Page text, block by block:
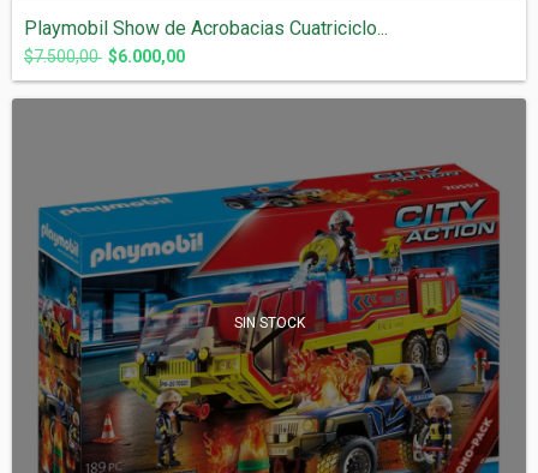
Playmobil Show de Acrobacias Cuatriciclo...
$7.500,00 $6.000,00
SIN STOCK